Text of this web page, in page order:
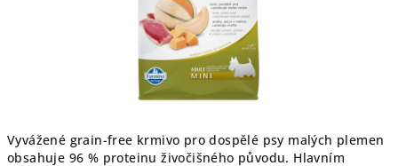
Vyvážené grain-free krmivo pro dospělé psy malých plemen
obsahuje 96 % proteinu živočišného původu. Hlavním